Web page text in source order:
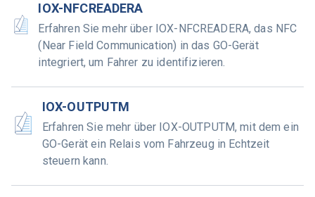
IOX-NFCREADERA
Erfahren Sie mehr über IOX-NFCREADERA, das NFC
(Near Field Communication) in das GO-Gerät
integriert, um Fahrer zu identifizieren.
IOX-OUTPUTM
Erfahren Sie mehr über IOX-OUTPUTM, mit dem ein
GO-Gerät ein Relais vom Fahrzeug in Echtzeit
steuern kann.